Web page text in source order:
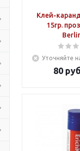
Клей-
15гр.
Уточняйте
80